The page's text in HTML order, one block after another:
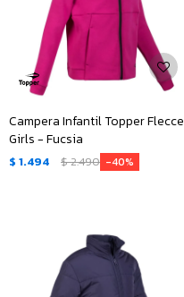
Campera Infantil Topper Flecce
Girls - Fucsia
$ 1.494 $2.490 40